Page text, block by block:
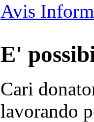
Avis
E'
Cari
lavorando